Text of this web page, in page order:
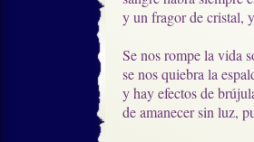
y un fragor de cristal,
Se nos rompe la vida
se nos quiebra la
y hay efectos de
de amanecer sin luz,